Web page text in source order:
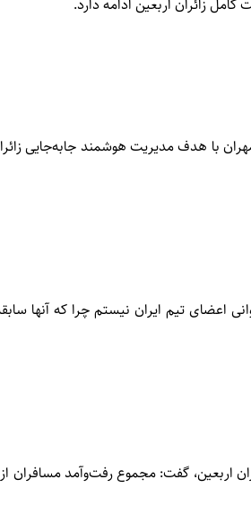
زائران اربعین ادامه دارد.
با هدف مدیریت هوشمند جابه‌جایی
اعضای تیم ایران نیستم چرا که آنها
اربعین، گفت: مجموع رفت‌وآمد مسافران از